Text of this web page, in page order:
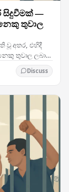
සිදුවීමක් —
තුවාල
වූ අතර, එහිදී
තුවාල ලබා
Discuss